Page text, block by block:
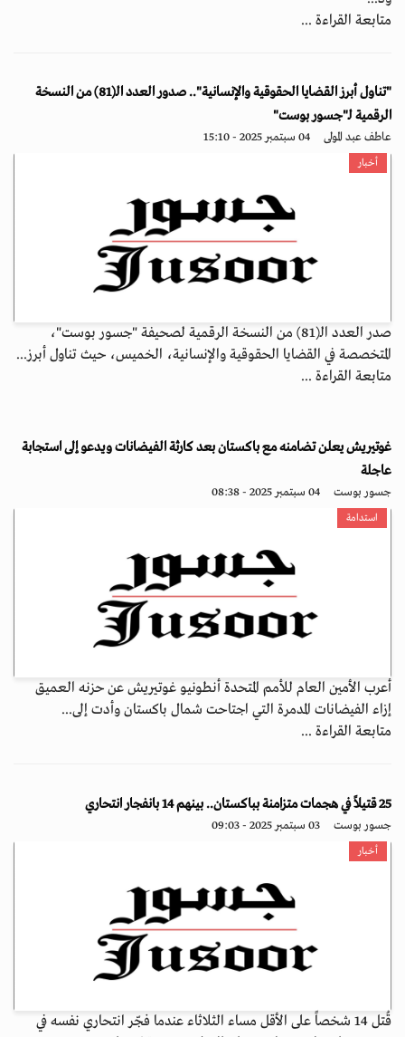
متابعة القراءة ...
"تناول أبرز القضايا الحقوقية والإنسانية".. صدور العدد الـ(81) من النسخة
الرقمية لـ"جسور بوست"
عاطف عبد المولى 04 سبتمبر 2025 - 15:10
أخبار
صدر العدد الـ(81) من النسخة الرقمية لصحيفة "جسور بوست"،
المتخصصة في القضايا الحقوقية والإنسانية، الخميس، حيث تناول أبرز...
متابعة القراءة ...
غوتيريش يعلن تضامنه مع باكستان بعد كارثة الفيضانات ويدعو إلى استجابة
عاجلة
جسور بوست 04 سبتمبر 2025 - 08:38
استدامة
أعرب الأمين العام للأمم المتحدة أنطونيو غوتيريش عن حزنه العميق
إزاء الفيضانات المدمرة التي اجتاحت شمال باكستان وأدت إلى...
متابعة القراءة ...
25 قتيلاً في هجمات متزامنة بباكستان.. بينهم 14 بانفجار انتحاري
جسور بوست 03 سبتمبر 2025 - 09:03
أخبار
قُتل 14 شخصاً على الأقل مساء الثلاثاء عندما فجّر انتحاري نفسه في